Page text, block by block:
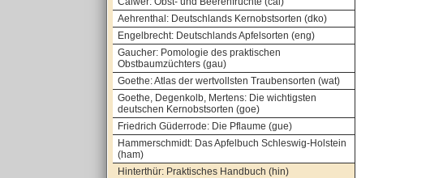
Aehrenthal: Deutschlands Kernobstsorten (dko)
Engelbrecht: Deutschlands Apfelsorten (eng)
Gaucher: Pomologie des praktischen
Obstbaumzüchters (gau)
Goethe: Atlas der wertvollsten Traubensorten (wat)
Goethe, Degenkolb, Mertens: Die wichtigsten
deutschen Kernobstsorten (goe)
Friedrich Güderrode: Die Pflaume (gue)
Hammerschmidt: Das Apfelbuch Schleswig-Holstein
(ham)
Hinterthür: Praktisches Handbuch (hin)